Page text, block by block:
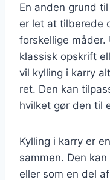
En anden grund
er let at tilberede
forskellige
klassisk opskrift
vil kylling i karry
ret. Den kan
hvilket gør den til
Kylling i karry er
sammen. Den
eller som en del